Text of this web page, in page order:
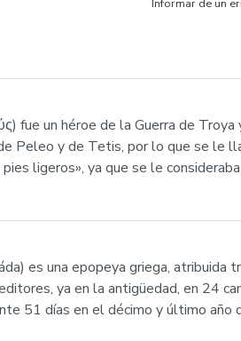
Informar de un
fue un héroe de la Guerra de
Peleo y de Tetis, por lo que se le
ligeros», ya que se le
es una epopeya griega,
ya en la antigüedad, en 24
51 días en el décimo y último